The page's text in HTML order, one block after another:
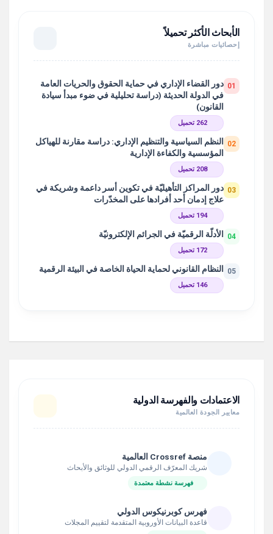
الأبحاث الأكثر تحميلاً
إحصائيات مباشرة
01 دور القضاء الإداري في حماية الحقوق والحريات العامة
في الدولة الحديثة (دراسة تحليلية في ضوء مبدأ سيادة
القانون)
262 تحميل
02
النظم السياسية والتنظيم الإداري: دراسة مقارنة للهياكل
المؤسسية والكفاءة الإدارية
208 تحميل
03 دور المراكز التأهيليّة في تكوين أسر داعمة وشريكة في
علاج إدمان أحد أفرادها على المخدّرات
194 تحميل
04 الأدلّة الرقميّة في الجرائم الإلكترونيّة
172 تحميل
05 النظام القانوني لحماية الحياة الخاصة في البيئة الرقمية
146 تحميل
الاعتمادات والفهرسة الدولية
معايير الجودة العالمية
منصة Crossref العالمية
شريك المعرّف الرقمي الدولي للوثائق والأبحاث
فهرسة نشطة معتمدة
فهرس كوبرنيكوس الدولي
قاعدة البيانات الأوروبية المتقدمة لتقييم المجلات